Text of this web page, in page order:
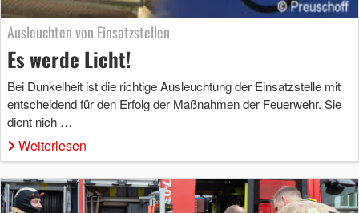
Ausleuchten von Einsatzstellen
Es werde Licht!
Bei Dunkelheit ist die richtige Ausleuchtung der Einsatzstelle mit
entscheidend für den Erfolg der Maßnahmen der Feuerwehr. Sie
dient nich …
Weiterlesen